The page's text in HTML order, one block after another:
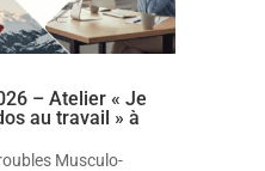
– Atelier « Je
au travail » à
Musculo-